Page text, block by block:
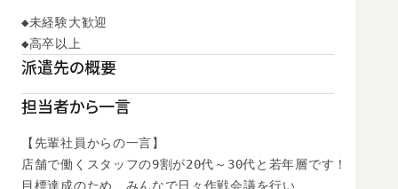
◆未経験大歓迎
◆高卒以上
派遣先の概要
担当者から一言
【先輩社員からの一言】
店舗で働くスタッフの9割が20代～30代と若年層です！
目標達成のため、みんなで日々作戦会議を行い